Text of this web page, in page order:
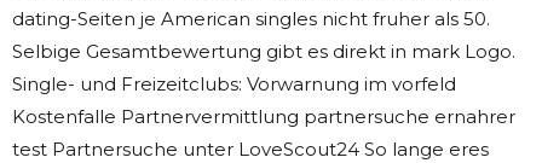
dating-Seiten je American singles nicht fruher als 50.
Selbige Gesamtbewertung gibt es direkt in mark Logo.
Single- und Freizeitclubs: Vorwarnung im vorfeld
Kostenfalle Partnervermittlung partnersuche ernahrer
test Partnersuche unter LoveScout24 So lange eres